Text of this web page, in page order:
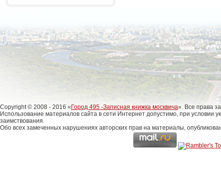
Copyright © 2008 - 2016 « Город 495 -Записная книжка москвича». Все права
Использование материалов сайта в сети Интернет допустимо, при условии
заимствования.
Обо всех замеченных нарушениях авторских прав на материалы,